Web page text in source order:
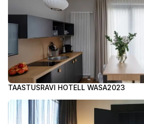
TAASTUSRAVI HOTELL WASA2023